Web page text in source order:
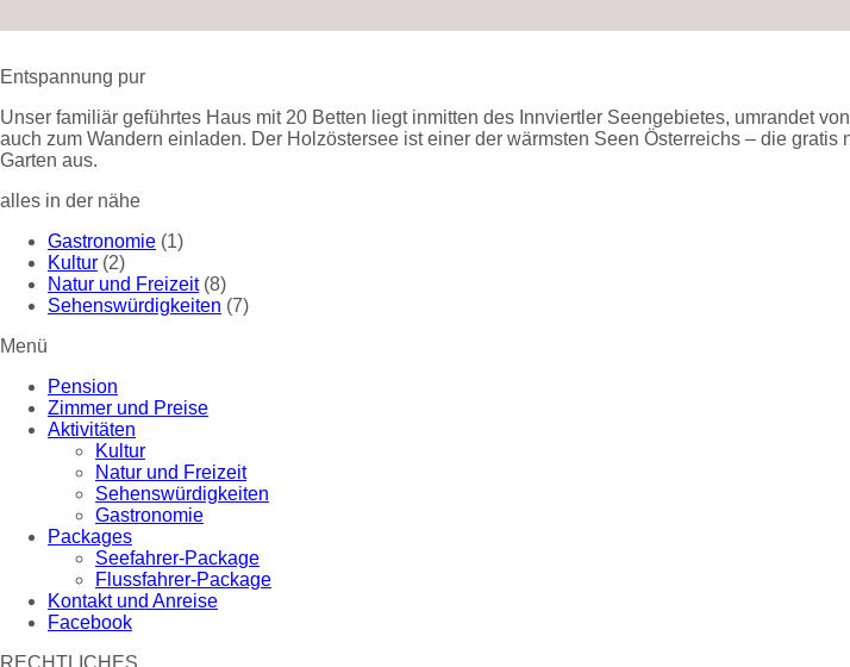
Entspannung pur
Unser familiär geführtes Haus mit 20 Betten liegt inmitten des Innviertler Seengebietes, umrandet
auch zum Wandern einladen. Der Holzöstersee ist einer der wärmsten Seen Österreichs – die
Garten aus.
alles in der nähe
Gastronomie (1)
Kultur (2)
Natur und Freizeit(8)
Sehenswürdigkeiten (7)
Menü
Pension
Zimmer und Preise
Aktivitäten
Kultur
Natur und Freizeit
Sehenswürdigkeiten
Gastronomie
Packages
Seefahrer-Package
Flussfahrer-Package
Kontakt und Anreise
Facebook
RECHTLICHES